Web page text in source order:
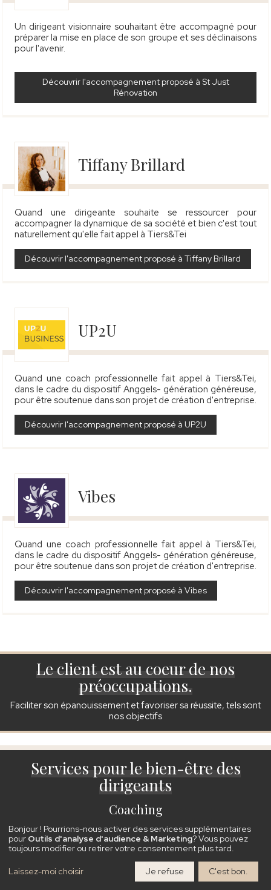
Un dirigeant visionnaire souhaitant être accompagné pour
préparer la mise en place de son groupe et ses déclinaisons
pour l'avenir.
Découvrir l'accompagnement proposé à St Just
Rénovation
Tiffany Brillard
Quand une dirigeante souhaite se ressourcer pour
accompagner la dynamique de sa société et bien c'est tout
naturellement qu'elle fait appel à Tiers&Tei
Découvrir l'accompagnement proposé à Tiffany Brillard
UP2U
Quand une coach professionnelle fait appel à Tiers&Tei,
dans le cadre du dispositif Anggels- génération généreuse,
pour être soutenue dans son projet de création d'entreprise.
Découvrir l'accompagnement proposé à UP2U
Vibes
Quand une coach professionnelle fait appel à Tiers&Tei,
dans le cadre du dispositif Anggels- génération généreuse,
pour être soutenue dans son projet de création d'entreprise.
Découvrir l'accompagnement proposé à Vibes
Le client est au coeur de nos
préoccupations.
Faciliter son épanouissement et favoriser sa réussite, tels sont
nos objectifs
Services pour le bien-être des
dirigeants
Coaching
Bilan entrepreneurial
Projet d'entreprise
Accompagnement stratégique
Analyse de pratiques
Bonjour ! Pourrions-nous activer des services supplémentaires
pour Outils d'analyse d'audience & Marketing? Vous pouvez
toujours modifier ou retirer votre consentement plus tard.
Laissez-moi choisir Je refuse C'est bon.